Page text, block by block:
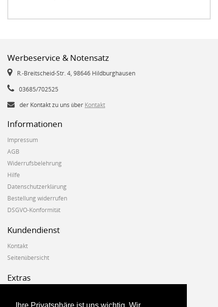
Werbeservice & Notensatz
R.-Breitscheid-Str. 4, 98646 Hildburghausen
03685/702525
der Kontakt zu uns über Kontakt
Informationen
Impressum
AGB
Widerrufsbelehrung
Hilfe
Datenschutzerklärung
Bestellung widerrufen
DSGVO-Konformität
Kundendienst
Kontakt
Seitenübersicht
Extras
Geschenkgutscheine